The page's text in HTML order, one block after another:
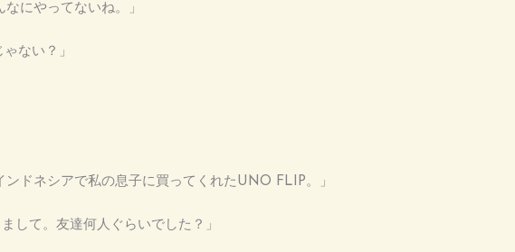
にやってないね。」
ない？」
ドネシアで私の息子に買ってくれたUNO FLIP。」
して。友達何人ぐらいでした？」